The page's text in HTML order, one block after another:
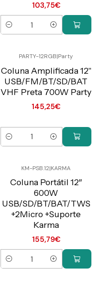
103,75€
Quantity
C/IVA
Not available
PARTY-12RGB|Party
Coluna Amplificada 12"
USB/FM/BT/SD/BAT
VHF Preta 700W Party
145,25€
Quantity
C/IVA
KM-PSB.12|KARMA
Coluna Portátil 12″
600W
USB/SD/BT/BAT/TWS
+2Micro +Suporte
Karma
155,79€
Quantity